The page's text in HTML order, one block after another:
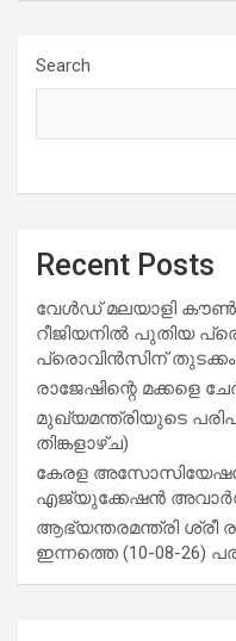
Search
Recent Posts
വേൾഡ് മലയാളി
റീജിയനിൽ പുതിയ
പ്രൊവിൻസിന് തുടക്കം
രാജേഷിന്റെ മക്കളെ
മുഖ്യമന്ത്രിയുടെ
തിങ്കളാഴ്ച)
കേരള
എജ്യുക്കേഷൻ
ആഭ്യന്തരമന്ത്രി ശ്രീ
ഇന്നത്തെ (10-08-26)